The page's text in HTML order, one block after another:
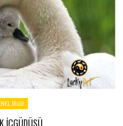
BILGI
İÇGÜDÜSÜ